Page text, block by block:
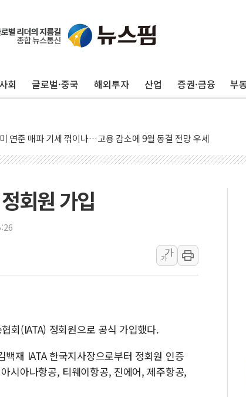
사회 글로벌·중국 해외투자 산업 증권·금융 부
민주, 오늘 제주·인천 경선 결과 발표...'김민석 재역전 vs 정청래 격차
트럼프, 쿡 연준 이사 해임 재추진…"26일까지 의혹 소명" 요구
[종합] 이슬람 수니파 3국, '공동방위협정' 체결… 이스라엘·이란 위
트럼프, 백신·자폐증 행정명령 검토…"이르면 다음 주"
이란 핵심 원유 수출항 '하르그섬', 최근 1주일 이상 '올스톱'… 美 해상
[AI MY 뉴스] 뉴욕 반도체주 프리뷰...美 고용 쇼크에 반도체주 '활짝'
뉴욕증시 프리뷰, 美 고용 쇼크에 금리 인상 우려 후퇴…나스닥 선물
[종합] 美 7월 고용 2만3000명 감소 '쇼크'…9월 금리 인상 기대 후퇴
보훈부, 미 DPAA와 MOU… "6·25 미군 실종자 7359명 끝까지 찾겠
특정 정치인 측근 포항시 정책특보 내정설...포항시 '시끌'
李 "해남 태양광, 대한민국 다음 100년 밑거름…수도권 집중 완화 전
회원 가입
가
가
회(IATA) 정회원으로 공식 가입했다.
재 IATA 한국지사장으로부터 정회원 인증
시아나항공, 티웨이항공, 진에어, 제주항공,